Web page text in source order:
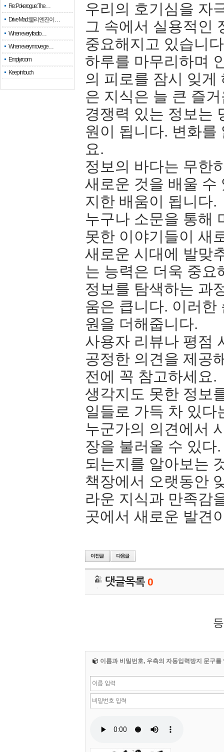
Re: Pokerogue: The…
Drive Mad: 물리 엔진이 …
When every fractio…
When every move ge…
Empty room
Keep in touch
우리의 호기심을 자
그 속에서 실용적인
중요해지고 있습니
하루를 마무리하며
의 피로를 잠시 잊게
은 지식은 늘 큰 즐
경쟁력 있는 정보는
원이 됩니다. 변화를
요.
정보의 바다는 무한
새로운 것을 배울 수
지한 배움이 됩니다.
누구나 소문을 통해
못한 이야기들이 새
새로운 시대에 발맞
는 능력은 더욱 중요
정보를 탐색하는 과
움은 큽니다. 이러한
원을 더해줍니다.
사용자 리뷰나 평점
공정한 의견을 제공
전에 꼭 참고하세요.
생각지도 못한 정보
일들로 가득 차 있다
누군가의 의견에서
장을 불러올 수 있다
되는지를 알아보는
책장에서 오랫동안
라운 지식과 만족감
곳에서 새로운 발견
댓글목록0
이름과 비밀번호, 우측의 자동입력방지 문구를